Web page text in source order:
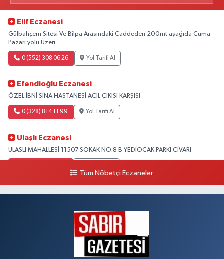
Elif Eczanesi
Gülbahçem Sitesi Ve Bilpa Arasındaki Caddeden 200mt aşağıda Cuma
Pazarı yolu Üzeri
0 (552) 308 06 26 Yol Tarifi Al
Efendioğlu Eczanesi
ÖZEL İBNİ SİNA HASTANESİ ACİL ÇIKIŞI KARŞISI
0 (328) 814 11 99 Yol Tarifi Al
Ulaşlı Eczanesi
ULAŞLI MAHALLESİ 11507 SOKAK NO:8 B YEDİOCAK PARKI CİVARI
Tüm Nöbetçi Eczaneler